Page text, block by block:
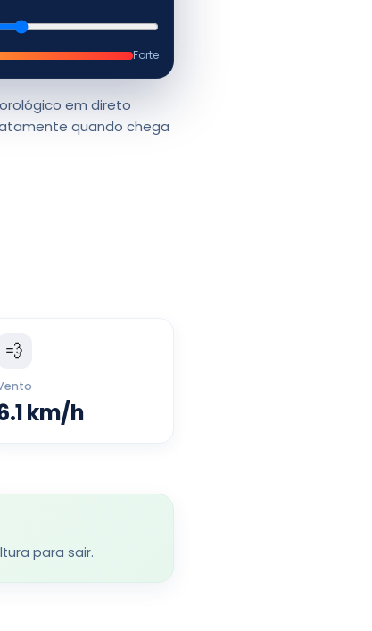
Forte
em direto
quando chega
💨
km/h
para sair.